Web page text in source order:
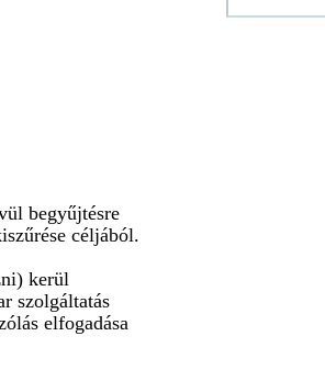
begyűjtésre
céljából.
kerül
szolgáltatás
elfogadása